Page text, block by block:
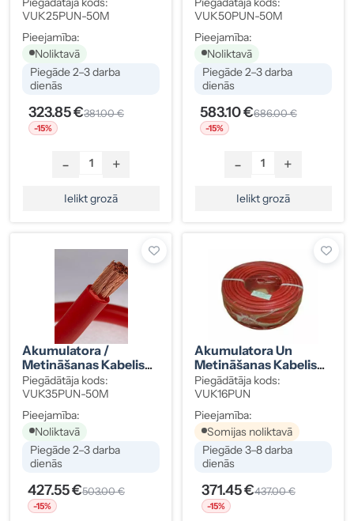
Rullī
VUK25PUN-50M
Pieejamība:
Noliktavā
Piegāde 2–3 darba
dienās
323.85 €381.00 €
-15%
- +
Ielikt grozā
Rullī
VUK50PUN-50M
Pieejamība:
Noliktavā
Piegāde 2–3 darba
dienās
583.10 €686.00 €
-15%
- +
Ielikt grozā
Akumulatora /
Metināšanas Kabelis
Sarkans 35mm2 50M
Piegādātāja kods:
VUK35PUN-50M
Pieejamība:
Noliktavā
Piegāde 2–3 darba
dienās
427.55 €503.00 €
-15%
Akumulatora Un
Metināšanas Kabelis
16 Mm² Sarkans 100 M
Piegādātāja kods:
VUK16PUN
Pieejamība:
Somijas noliktavā
Piegāde 3–8 darba
dienās
371.45 €437.00 €
-15%